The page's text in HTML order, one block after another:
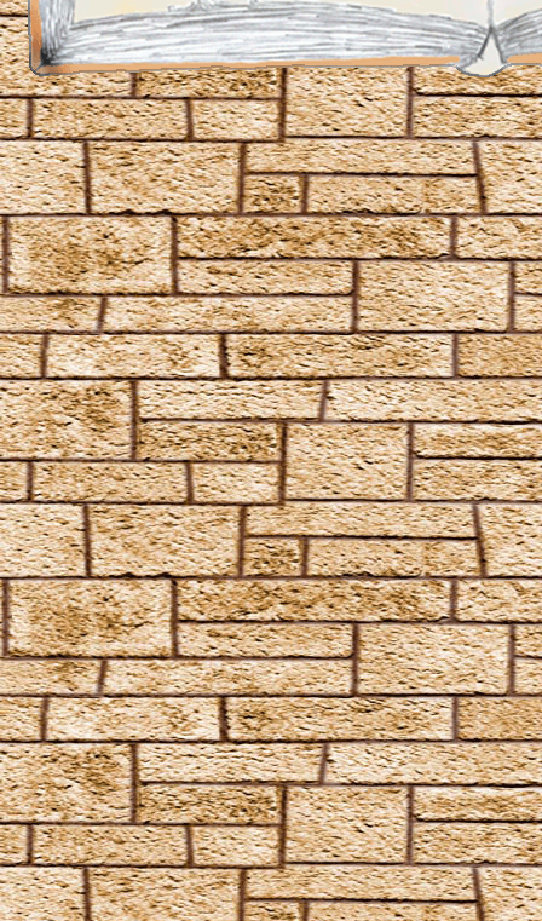
Harmonia Nectere Passus
Hellblaue Flämmchen
Herbivicus
Ich schwöre feierlich, dass ich ein Tunichtgut bin
Impervius
Incendio
Kopfblasenzauber
Lapifors
Locomotor
Locomotor Mortis
Lumos
Lumos Maxima
Lumos Solem
Meteolohex Recanto
Mobilcorpus
Mobiliarbus
Molliare
Nox
Oculus Reparo
Offenbare, was in dir steckt
Orchideus
Pack
Papyrus Reparo
Periculum
Piscifors
Portaberto
Portus
Proteus
Quietus
Ratzeputz
Reducio
Reparo
Revelio
Reverte
Sonorus
Specialis revelio
Tergeo
Unbrechbarer Schwur
Unheil angerichtet
Vermillious
Volate Ascendere
Wachstumszauber
Waddiwasi
Weise mir die Richtung
Wingardium Leviosa
Zaubermolch und Kolibrigesumm, dieses Wasser sei
fortan Rum
Angriffszauber
Amnesia
Anteoculatia